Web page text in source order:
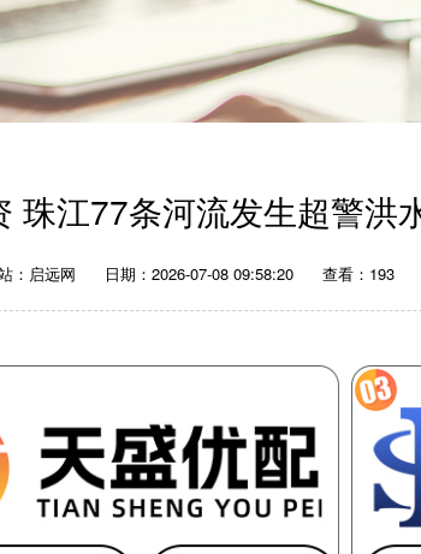
珠江77条河流发生超警洪
：启远网 日期：2026-07-08 09:58:20 查看：193